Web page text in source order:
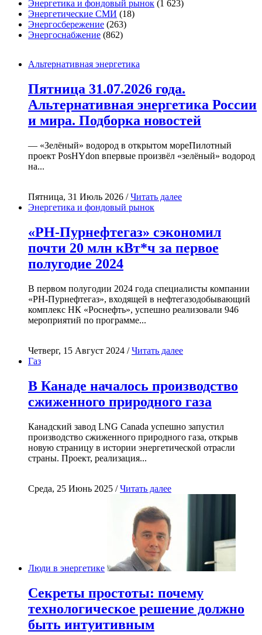
Энергетика и фондовый рынок (1 623)
Энергетические СМИ (18)
Энергосбережение (263)
Энергоснабжение (862)
Альтернативная энергетика
Пятница 31.07.2026 года.
Альтернативная энергетика России
и мира. Подборка новостей
— «Зелёный» водород в открытом мореПилотный
проект PosHYdon впервые произвёл «зелёный» водород
на...
Пятница, 31 Июль 2026 /Читать далее
Энергетика и фондовый рынок
«РН-Пурнефтегаз» сэкономил
почти 20 млн кВт*ч за первое
полугодие 2024
В первом полугодии 2024 года специалисты компании
«РН-Пурнефтегаз», входящей в нефтегазодобывающий
комплекс НК «Роснефть», успешно реализовали 946
мероприятий по программе...
Четверг, 15 Август 2024 /Читать далее
Газ
В Канаде началось производство
сжиженного природного газа
Канадский завод LNG Canada успешно запустил
производство сжиженного природного газа, открыв
новую страницу в истории энергетической отрасли
страны. Проект, реализация...
Среда, 25 Июнь 2025 /Читать далее
Люди в энергетике
Секреты простоты: почему
технологическое решение должно
быть интуитивным